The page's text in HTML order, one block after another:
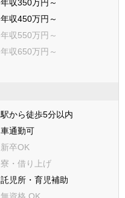
泉佐野市
寝屋川市
松原市
和泉市
東大阪市
四條畷市
大阪狭山市
三島郡島本町
年収350万円～
年収450万円～
年収550万円～
年収650万円～
駅から徒歩5分以内
車通勤可
新卒OK
寮・借り上げ
託児所・育児補助